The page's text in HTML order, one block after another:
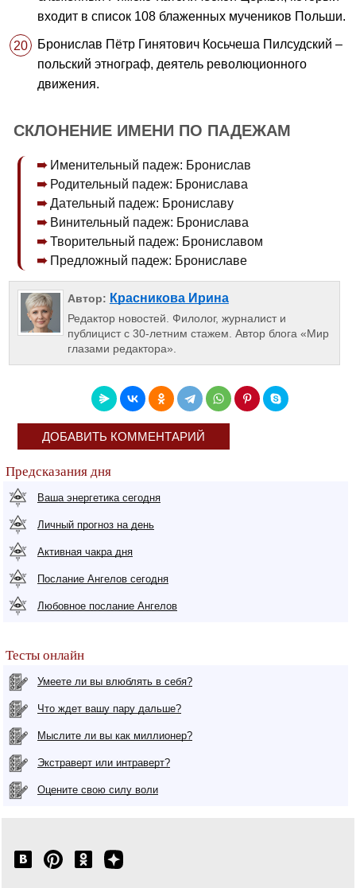
входит в список 108 блаженных мучеников Польши.
Бронислав Пётр Гинятович Косьчеша Пилсудский –
польский этнограф, деятель революционного
движения.
СКЛОНЕНИЕ ИМЕНИ ПО ПАДЕЖАМ
Именительный падеж: Бронислав
Родительный падеж: Бронислава
Дательный падеж: Брониславу
Винительный падеж: Бронислава
Творительный падеж: Брониславом
Предложный падеж: Брониславе
Автор: Красникова Ирина
Редактор новостей. Филолог, журналист и
публицист с 30-летним стажем. Автор блога «Мир
глазами редактора».
ДОБАВИТЬ КОММЕНТАРИЙ
Предсказания дня
Ваша энергетика сегодня
Личный прогноз на день
Активная чакра дня
Послание Ангелов сегодня
Любовное послание Ангелов
Тесты онлайн
Умеете ли вы влюблять в себя?
Что ждет вашу пару дальше?
Мыслите ли вы как миллионер?
Экстраверт или интраверт?
Оцените свою силу воли